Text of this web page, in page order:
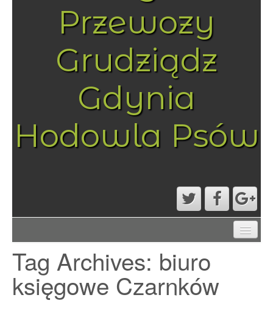
Przewozy
Grudziądz
Gdynia
Hodowla Psów
PRZYKŁADOWA STRONA
STRONA GŁÓWNA
Tag Archives: biuro
księgowe Czarnków